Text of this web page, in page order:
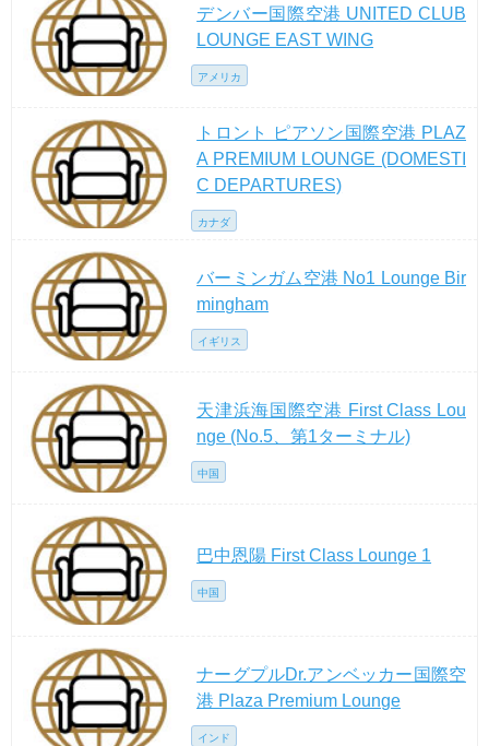
デンバー国際空港 UNITED CLUB
LOUNGE EAST WING
アメリカ
トロント ピアソン国際空港 PLAZ
A PREMIUM LOUNGE (DOMESTI
C DEPARTURES)
カナダ
バーミンガム空港 No1 Lounge Bir
mingham
イギリス
天津浜海国際空港 First Class Lou
nge (No.5、第1ターミナル)
中国
巴中恩陽 First Class Lounge 1
中国
ナーグプルDr.アンベッカー国際空
港 Plaza Premium Lounge
インド